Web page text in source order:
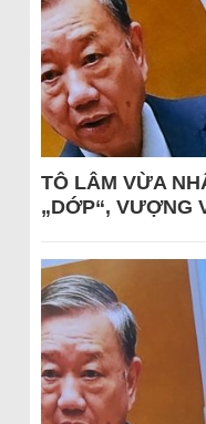
TÔ LÂM VỪA
„DỚP“, VƯỢNG